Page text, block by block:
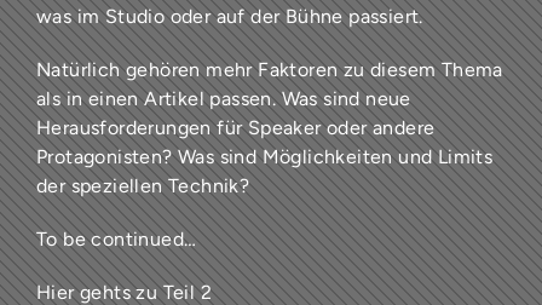
was im Studio oder auf der Bühne passiert.
Natürlich gehören mehr Faktoren zu diesem Thema
als in einen Artikel passen. Was sind neue
Herausforderungen für Speaker oder andere
Protagonisten? Was sind Möglichkeiten und Limits
der speziellen Technik?
To be continued…
Hier gehts zu Teil 2